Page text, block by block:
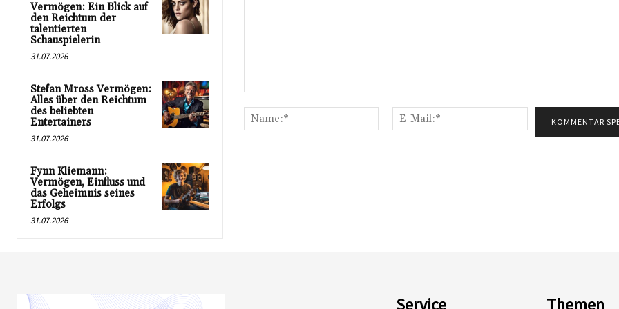
Vermögen: Ein Blick auf
den Reichtum der
talentierten
Schauspielerin
31.07.2026
Stefan Mross Vermögen:
Alles über den Reichtum
des beliebten
Entertainers
31.07.2026
Fynn Kliemann:
Vermögen, Einfluss und
das Geheimnis seines
Erfolgs
31.07.2026
Name:*
Mail:*
Service Themen